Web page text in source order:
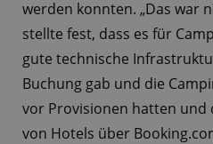
werden konnten. „Das war
stellte fest, dass es für
gute technische
Buchung gab und die
vor Provisionen hatten und
von Hotels über